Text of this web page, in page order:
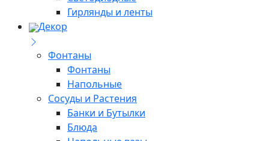
Гирлянды и ленты
Декор
Фонтаны
Фонтаны
Напольные
Сосуды и Растения
Банки и Бутылки
Блюда